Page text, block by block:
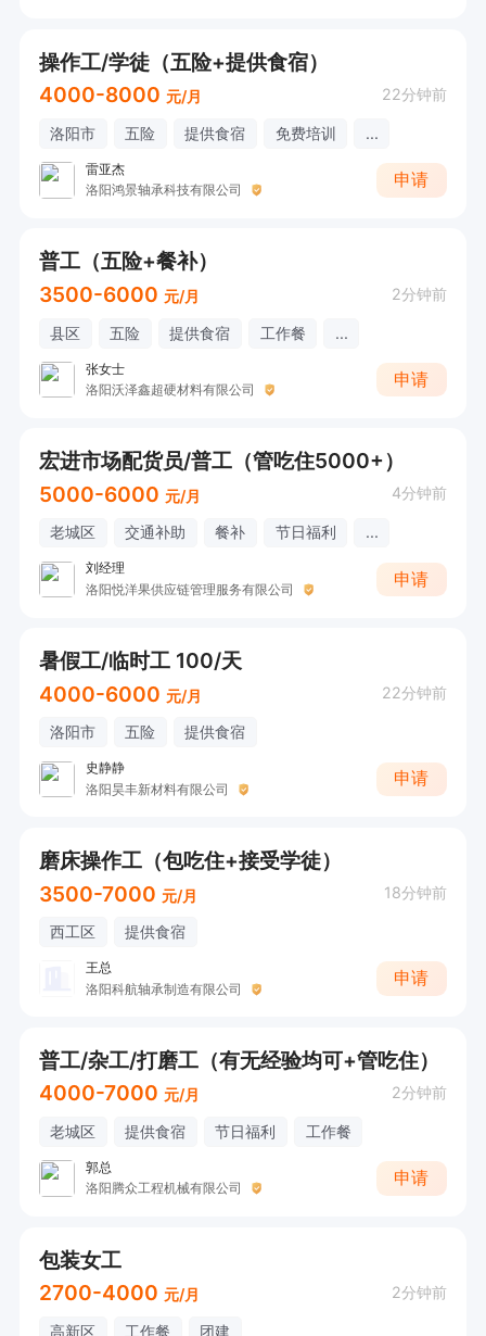
操作工/学徒（五险+提供食宿）
4000-8000 元/月 22分钟前
洛阳市 五险 提供食宿 免费培训 ...
雷亚杰
洛阳鸿景轴承科技有限公司
申请
普工（五险+餐补）
3500-6000 元/月 2分钟前
县区 五险 提供食宿 工作餐 ...
张女士
洛阳沃泽鑫超硬材料有限公司
申请
宏进市场配货员/普工（管吃住5000+）
5000-6000 元/月 4分钟前
老城区 交通补助 餐补 节日福利 ...
刘经理
洛阳悦洋果供应链管理服务有限公司
申请
暑假工/临时工 100/天
4000-6000 元/月 22分钟前
洛阳市 五险 提供食宿
史静静
洛阳昊丰新材料有限公司
申请
磨床操作工（包吃住+接受学徒）
3500-7000 元/月 18分钟前
西工区 提供食宿
王总
洛阳科航轴承制造有限公司
申请
普工/杂工/打磨工（有无经验均可+管吃住）
4000-7000 元/月 2分钟前
老城区 提供食宿 节日福利 工作餐
郭总
洛阳腾众工程机械有限公司
申请
包装女工
2700-4000 元/月 2分钟前
高新区 工作餐 团建